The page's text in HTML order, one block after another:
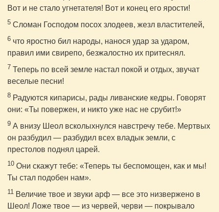
Вот и не стало угнетателя! Вот и конец его ярости!
5 Сломан Господом посох злодеев, жезл властителей,
6 что яростно бил народы, нанося удар за ударом,
правил ими свирепо, безжалостно их притеснял.
7 Теперь по всей земле настал покой и отдых, звучат
веселые песни!
8 Радуются кипарисы, рады ливанские кедры. Говорят
они: «Ты повержен, и никто уже нас не срубит!»
9 А внизу Шеол всколыхнулся навстречу тебе. Мертвых
он разбудил — разбудил всех владык земли, с
престолов поднял царей.
10 Они скажут тебе: «Теперь ты беспомощен, как и мы!
Ты стал подобен нам».
11 Величие твое и звуки арф — все это низвержено в
Шеол! Ложе твое — из червей, черви — покрывало